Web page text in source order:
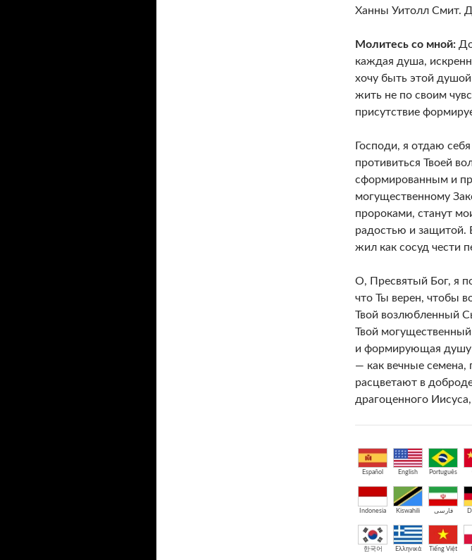
Ханны Уитолл Смит.
Молитесь со мной:
каждая душа,
хочу быть этой
жить не по своим
присутствие
Господи, я отдаю
противиться Твоей
сформированным и
могущественному
пророками, станут
радостью и защитой.
жил как сосуд чести
О, Пресвятый Бог, я
что Ты верен, чтобы
Твой возлюбленный
Твой
и формирующая душу
— как вечные семена,
расцветают в
драгоценного
Español English Português
Indonesia Kiswahili فارسی
한국어 Ελληνικά Tiếng Việt